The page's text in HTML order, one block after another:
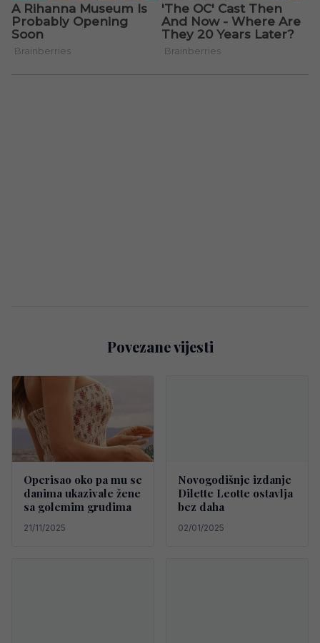
Povezane vijesti
Operisao oko pa mu se
danima ukazivale žene
sa golemim grudima
21/11/2025
Novogodišnje izdanje
Dilette Leotte ostavlja
bez daha
02/01/2025